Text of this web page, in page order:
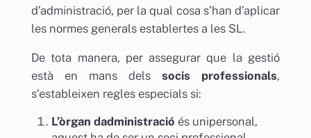
d’administració, per la qual cosa s’han d’aplicar
les normes generals establertes a les SL.
De tota manera, per assegurar que la gestió
està en mans delssocis professionals,
s’estableixen regles especials si:
L’òrgan dadministració és unipersonal,